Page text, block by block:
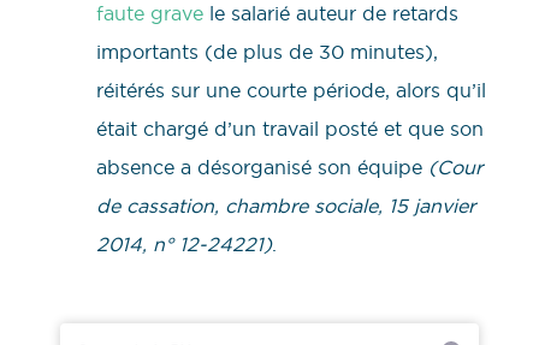
faute grave le salarié auteur de retards
importants (de plus de 30 minutes),
réitérés sur une courte période, alors qu’il
était chargé d’un travail posté et que son
absence a désorganisé son équipe (Cour
de cassation, chambre sociale, 15 janvier
2014, n° 12-24221).